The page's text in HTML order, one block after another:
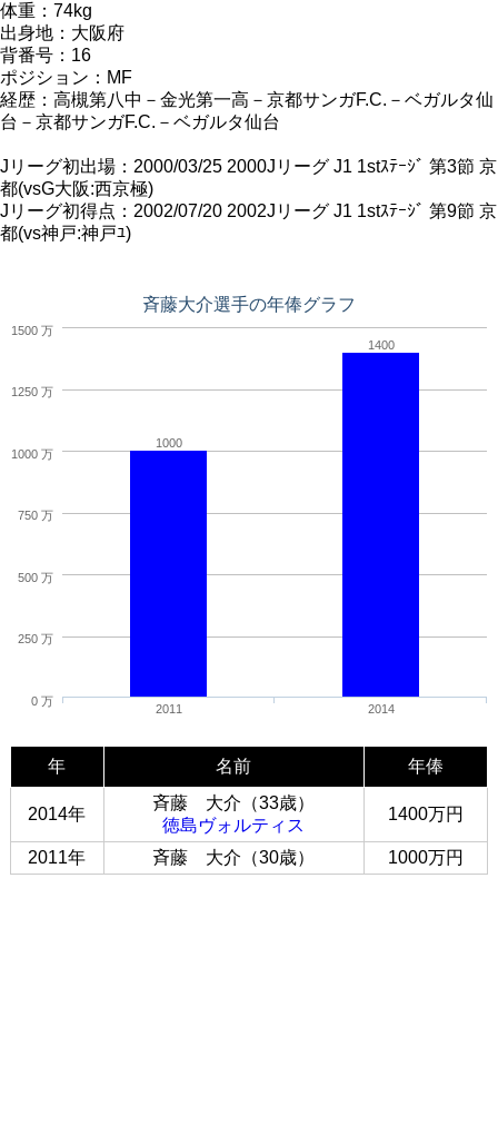
体重：74kg
出身地：大阪府
背番号：16
ポジション：MF
経歴：高槻第八中－金光第一高－京都サンガF.C.－ベガルタ仙
台－京都サンガF.C.－ベガルタ仙台
Jリーグ初出場：2000/03/25 2000Jリーグ J1 1stｽﾃｰｼﾞ 第3節 京
都(vsG大阪:西京極)
Jリーグ初得点：2002/07/20 2002Jリーグ J1 1stｽﾃｰｼﾞ 第9節 京
都(vs神戸:神戸ﾕ)
斉藤大介選手の年俸グラフ
1000
1400
2011 2014
0 万
250 万
500 万
750 万
1000 万
1250 万
1500 万
年 名前 年俸
2014年
斉藤 大介（33歳）
徳島ヴォルティス
1400万円
2011年 斉藤 大介（30歳） 1000万円